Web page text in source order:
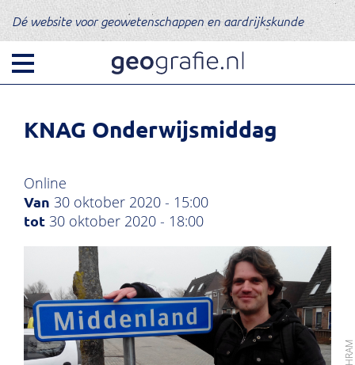
Dé website voor geowetenschappen en aardrijkskunde
KNAG Onderwijsmiddag
Online
30 oktober 2020 - 15:00
30 oktober 2020 - 18:00